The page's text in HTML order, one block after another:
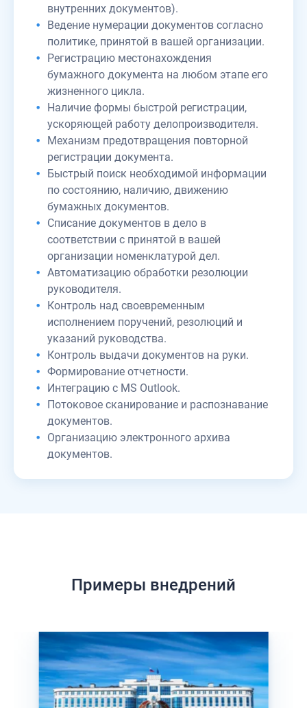
внутренних документов).
Ведение нумерации документов согласно
политике, принятой в вашей организации.
Регистрацию местонахождения
бумажного документа на любом этапе его
жизненного цикла.
Наличие формы быстрой регистрации,
ускоряющей работу делопроизводителя.
Механизм предотвращения повторной
регистрации документа.
Быстрый поиск необходимой информации
по состоянию, наличию, движению
бумажных документов.
Списание документов в дело в
соответствии с принятой в вашей
организации номенклатурой дел.
Автоматизацию обработки резолюции
руководителя.
Контроль над своевременным
исполнением поручений, резолюций и
указаний руководства.
Контроль выдачи документов на руки.
Формирование отчетности.
Интеграцию с MS Outlook.
Потоковое сканирование и распознавание
документов.
Организацию электронного архива
документов.
Примеры внедрений